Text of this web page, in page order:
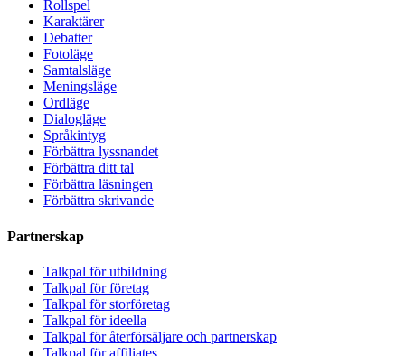
Rollspel
Karaktärer
Debatter
Fotoläge
Samtalsläge
Meningsläge
Ordläge
Dialogläge
Språkintyg
Förbättra lyssnandet
Förbättra ditt tal
Förbättra läsningen
Förbättra skrivande
Partnerskap
Talkpal för utbildning
Talkpal för företag
Talkpal för storföretag
Talkpal för ideella
Talkpal för återförsäljare och partnerskap
Talkpal för affiliates